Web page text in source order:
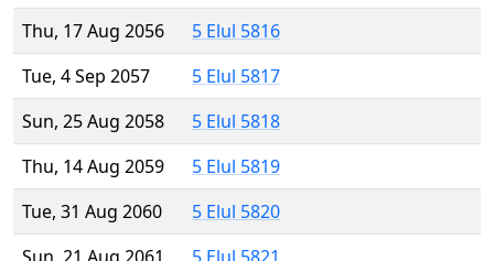
Thu, 17 Aug 2056
5 Elul 5816
Tue, 4 Sep 2057
5 Elul 5817
Sun, 25 Aug 2058
5 Elul 5818
Thu, 14 Aug 2059
5 Elul 5819
Tue, 31 Aug 2060
5 Elul 5820